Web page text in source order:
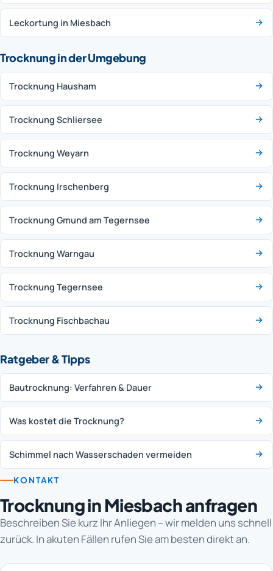
Leckortung in Miesbach
Trocknung in der Umgebung
Trocknung Hausham
Trocknung Schliersee
Trocknung Weyarn
Trocknung Irschenberg
Trocknung Gmund am Tegernsee
Trocknung Warngau
Trocknung Tegernsee
Trocknung Fischbachau
Ratgeber & Tipps
Bautrocknung: Verfahren & Dauer
Was kostet die Trocknung?
Schimmel nach Wasserschaden vermeiden
KONTAKT
Trocknung in Miesbach anfragen
Beschreiben Sie kurz Ihr Anliegen – wir melden uns schnell
zurück. In akuten Fällen rufen Sie am besten direkt an.